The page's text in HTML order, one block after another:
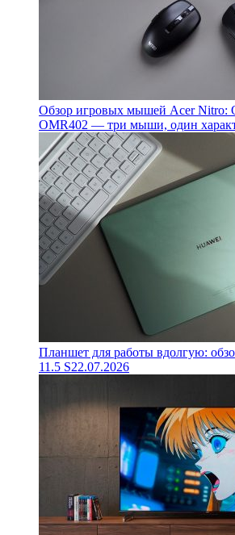
Обзор игровых мышей Acer Nitro:
OMR402 — три мыши, один
Планшет для работы вдолгую:
11.5 S22.07.2026